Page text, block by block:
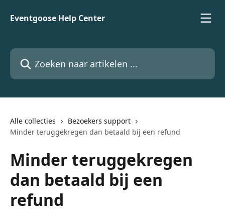
Eventgoose Help Center
Zoeken naar artikelen ...
Alle collecties
Bezoekers support
Minder teruggekregen dan betaald bij een refund
Minder teruggekregen
dan betaald bij een
refund